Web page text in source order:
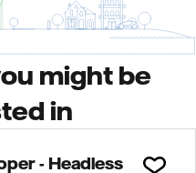
might be
in
- Headless